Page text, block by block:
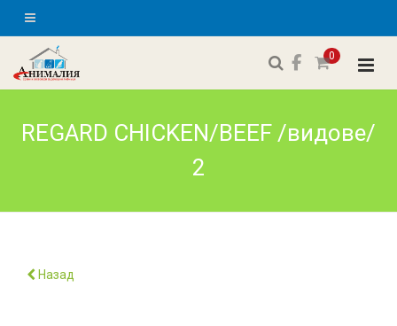
0
REGARD CHICKEN/BEEF /видове/
2
Назад